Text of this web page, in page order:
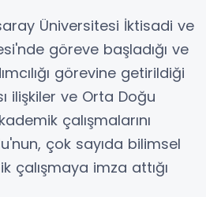
Üniversitesi İktisadi ve
göreve başladığı ve
görevine getirildiği
ilişkiler ve Orta Doğu
çalışmalarını
çok sayıda bilimsel
çalışmaya imza attığı